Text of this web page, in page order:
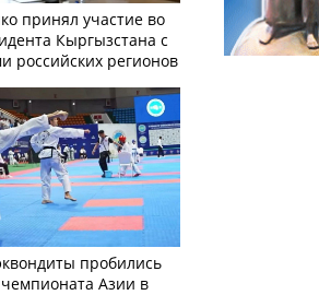
принял участие во
Кыргызстана с
российских регионов
пробились
Азии в